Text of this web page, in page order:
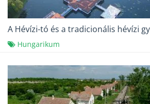
A Hévízi-tó és a tradicionális hévízi
Hungarikum